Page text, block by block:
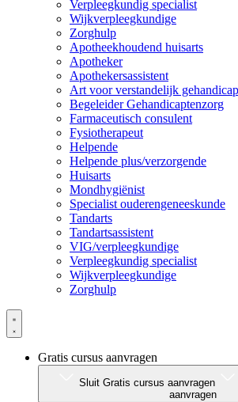
Verpleegkundig specialist
Wijkverpleegkundige
Zorghulp
Apotheekhoudend huisarts
Apotheker
Apothekersassistent
Art voor verstandelijk
Begeleider Gehandicaptenzorg
Farmaceutisch consulent
Fysiotherapeut
Helpende
Helpende plus/verzorgende
Huisarts
Mondhygiënist
Specialist ouderengeneeskunde
Tandarts
Tandartsassistent
VIG/verpleegkundige
Verpleegkundig specialist
Wijkverpleegkundige
Zorghulp
Gratis cursus aanvragen
Sluit Gratis cursus aanvragen
aanvragen